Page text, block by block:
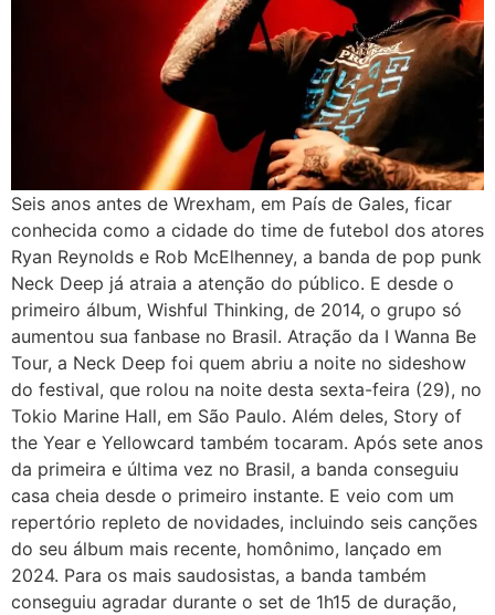
Seis anos antes de Wrexham, em País de Gales, ficar
conhecida como a cidade do time de futebol dos atores
Ryan Reynolds e Rob McElhenney, a banda de pop punk
Neck Deep já atraia a atenção do público. E desde o
primeiro álbum, Wishful Thinking, de 2014, o grupo só
aumentou sua fanbase no Brasil. Atração da I Wanna Be
Tour, a Neck Deep foi quem abriu a noite no sideshow
do festival, que rolou na noite desta sexta-feira (29), no
Tokio Marine Hall, em São Paulo. Além deles, Story of
the Year e Yellowcard também tocaram. Após sete anos
da primeira e última vez no Brasil, a banda conseguiu
casa cheia desde o primeiro instante. E veio com um
repertório repleto de novidades, incluindo seis canções
do seu álbum mais recente, homônimo, lançado em
2024. Para os mais saudosistas, a banda também
conseguiu agradar durante o set de 1h15 de duração,